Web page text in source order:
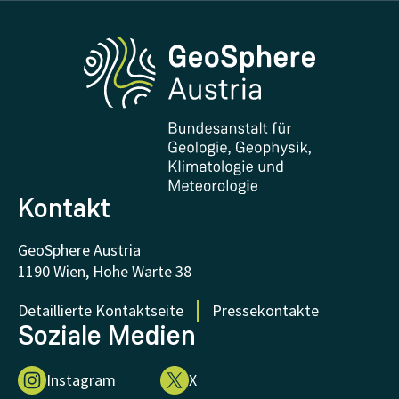
Medien
Kontakt und Besuch
Forschung und Kooperationen
Downloads
Zertifikate und Auszeichnungen
FAQ - Häufig gestellte Fragen
Forschung unterstützen
Erdbeben melden
Phenowatch.at
Kontakt
GeoSphere Austria
1190 Wien, Hohe Warte 38
Detaillierte Kontaktseite
Pressekontakte
Soziale Medien
Instagram X